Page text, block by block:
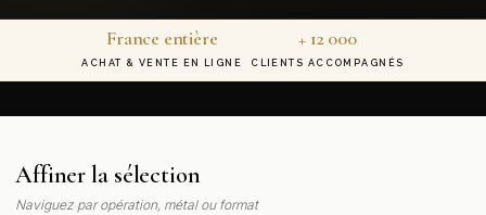
France entière
ACHAT & VENTE EN LIGNE
+ 12 000
CLIENTS ACCOMPAGNÉS
Affiner la sélection
Naviguez par opération, métal ou format